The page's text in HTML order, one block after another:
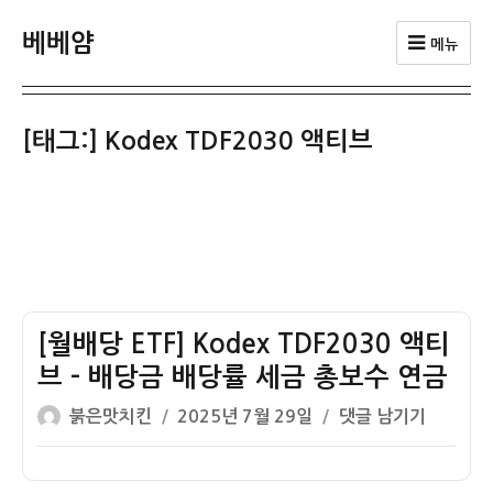
베베얌 메뉴
[태그:] Kodex TDF2030 액티브
[월배당 ETF] Kodex TDF2030 액티
브 – 배당금 배당률 세금 총보수 연금
글
쓴
붉은맛치킨
작
성
2025년 7월 29일
[월
배
댓글 남기기